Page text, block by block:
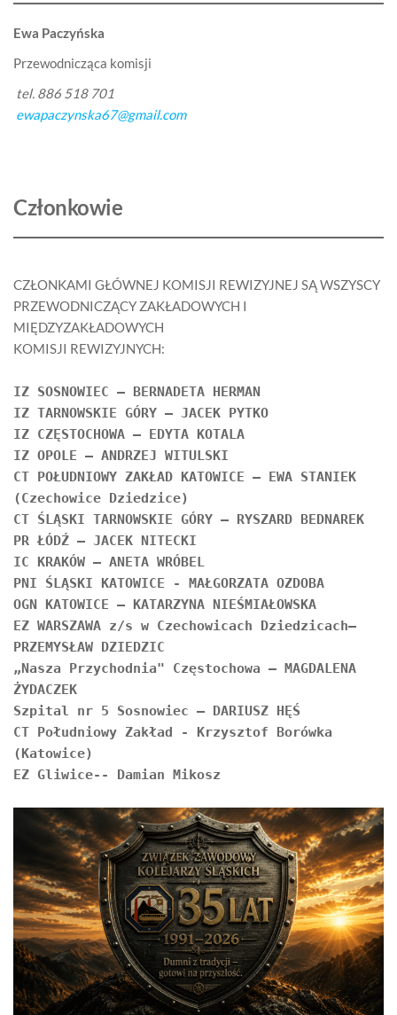
Ewa Paczyńska
Przewodnicząca komisji
tel. 886 518 701
ewapaczynska67@gmail.com
Członkowie
CZŁONKAMI GŁÓWNEJ KOMISJI REWIZYJNEJ SĄ WSZYSCY
PRZEWODNICZĄCY ZAKŁADOWYCH I
MIĘDZYZAKŁADOWYCH
KOMISJI REWIZYJNYCH:
IZ SOSNOWIEC – BERNADETA HERMAN
IZ TARNOWSKIE GÓRY – JACEK PYTKO
IZ CZĘSTOCHOWA – EDYTA KOTALA
IZ OPOLE – ANDRZEJ WITULSKI
CT POŁUDNIOWY ZAKŁAD KATOWICE – EWA STANIEK
(Czechowice Dziedzice)
CT ŚLĄSKI TARNOWSKIE GÓRY – RYSZARD BEDNAREK
PR ŁÓDŹ – JACEK NITECKI
IC KRAKÓW – ANETA WRÓBEL
PNI ŚLĄSKI KATOWICE - MAŁGORZATA OZDOBA
OGN KATOWICE – KATARZYNA NIEŚMIAŁOWSKA
EZ WARSZAWA z/s w Czechowicach Dziedzicach–
PRZEMYSŁAW DZIEDZIC
„Nasza Przychodnia" Częstochowa – MAGDALENA
ŻYDACZEK
Szpital nr 5 Sosnowiec – DARIUSZ HĘŚ
CT Południowy Zakład - Krzysztof Borówka
(Katowice)
EZ Gliwice-- Damian Mikosz